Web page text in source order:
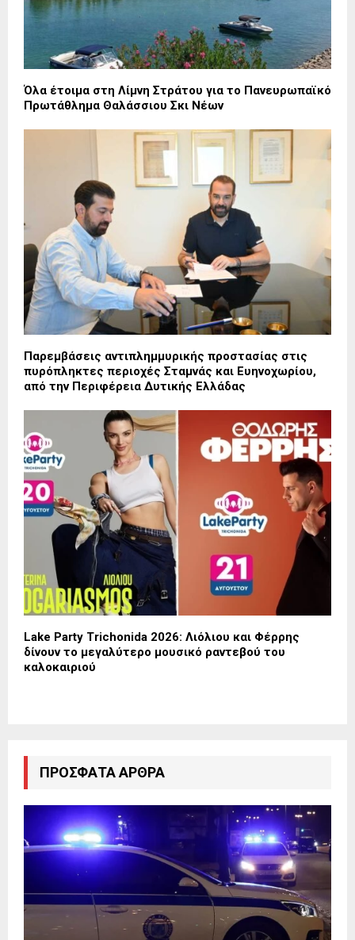
Όλα έτοιμα στη Λίμνη Στράτου για το Πανευρωπαϊκό
Πρωτάθλημα Θαλάσσιου Σκι Νέων
Παρεμβάσεις αντιπλημμυρικής προστασίας στις
πυρόπληκτες περιοχές Σταμνάς και Ευηνοχωρίου,
από την Περιφέρεια Δυτικής Ελλάδας
Lake Party Trichonida 2026: Λιόλιου και Φέρρης
δίνουν το μεγαλύτερο μουσικό ραντεβού του
καλοκαιριού
ΠΡΌΣΦΑΤΑ ΆΡΘΡΑ